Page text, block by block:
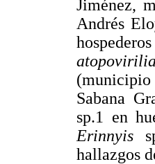
Jiménez,
Andrés
Sabana
sp.1 en
Erinnyis
hallazgos